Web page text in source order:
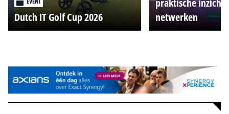
Dutch IT Golf Cup 2026
praktische
netwerken